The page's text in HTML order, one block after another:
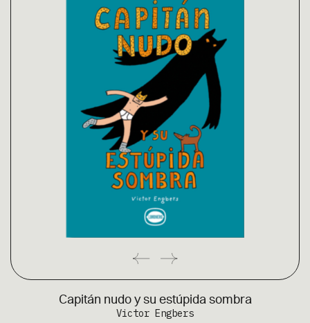
Capitán nudo y su estúpida sombra
Victor Engbers